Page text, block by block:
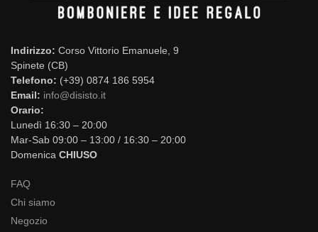
Indirizzo: Corso Vittorio Emanuele, 9
Spinete (CB)
Telefono: (+39) 0874 186 5954
Email: info@disisto.it
Orario:
Lunedì 16:30 – 20:00
Mar-Sab 09:00 – 13:00 / 16:30 – 20:00
Domenica CHIUSO
FAQ
Chi siamo
Negozio